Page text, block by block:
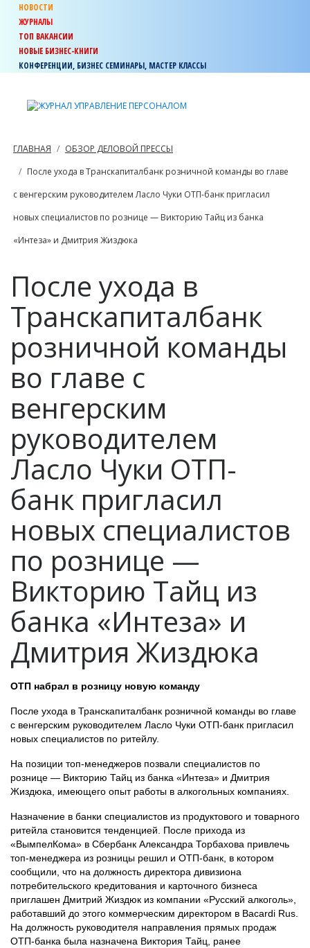
НОВОСТИ
ЖУРНАЛЫ
ТОП ВАКАНСИИ
НОВЫЕ БИЗНЕС-КНИГИ
КОНФЕРЕНЦИИ, БИЗНЕС СЕМИНАРЫ, МАСТЕР КЛАССЫ
ГЛАВНАЯ
ОБЗОР ДЕЛОВОЙ ПРЕССЫ
После ухода в Транскапиталбанк розничной команды во главе
с венгерским руководителем Ласло Чуки ОТП-банк пригласил
новых специалистов по рознице — Викторию Тайц из банка
«Интеза» и Дмитрия Жиздюка
После ухода в
Транскапиталбанк
розничной команды
во главе с
венгерским
руководителем
Ласло Чуки ОТП-
банк пригласил
новых специалистов
по рознице —
Викторию Тайц из
банка «Интеза» и
Дмитрия Жиздюка
ОТП набрал в розницу новую команду
После ухода в Транскапиталбанк розничной команды во главе
с венгерским руководителем Ласло Чуки ОТП-банк пригласил
новых специалистов по ритейлу.
На позиции топ-менеджеров позвали специалистов по
рознице — Викторию Тайц из банка «Интеза» и Дмитрия
Жиздюка, имеющего опыт работы в алкогольных компаниях.
Назначение в банки специалистов из продуктового и товарного
ритейла становится тенденцией. После прихода из
«ВымпелКома» в Сбербанк Александра Торбахова привлечь
топ-менеджера из розницы решил и ОТП-банк, в котором
сообщили, что на должность директора дивизиона
потребительского кредитования и карточного бизнеса
приглашен Дмитрий Жиздюк из компании «Русский алкоголь»,
работавший до этого коммерческим директором в Bacardi Rus.
На должность руководителя направления прямых продаж
ОТП-банка была назначена Виктория Тайц, ранее